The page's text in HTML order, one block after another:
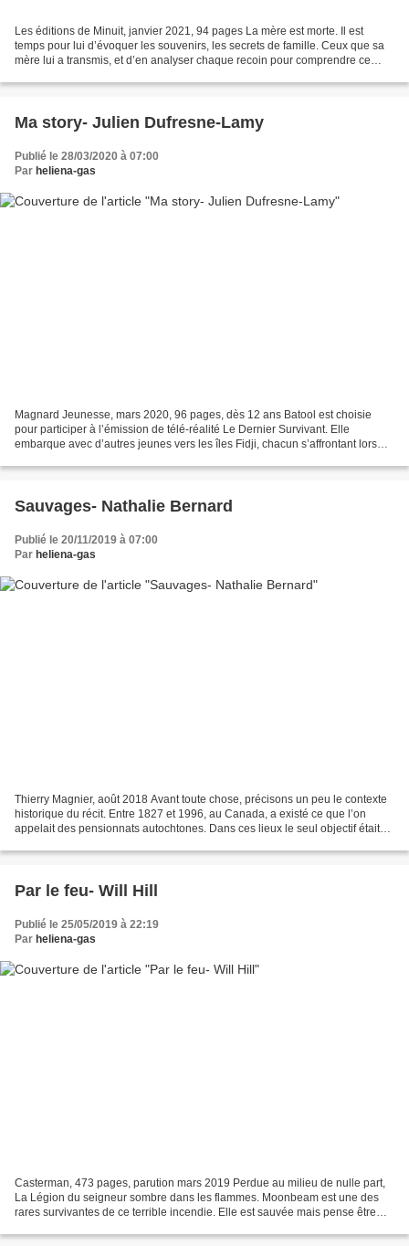
Les éditions de Minuit, janvier 2021, 94 pages La mère est morte. Il est
temps pour lui d’évoquer les souvenirs, les secrets de famille. Ceux que sa
mère lui a transmis, et d’en analyser chaque recoin pour comprendre ce
Ma story- Julien Dufresne-Lamy
Publié le 28/03/2020 à 07:00
Par heliena-gas
Magnard Jeunesse, mars 2020, 96 pages, dès 12 ans Batool est choisie
pour participer à l’émission de télé-réalité Le Dernier Survivant. Elle
embarque avec d’autres jeunes vers les îles Fidji, chacun s’affrontant lors
Sauvages- Nathalie Bernard
Publié le 20/11/2019 à 07:00
Par heliena-gas
Thierry Magnier, août 2018 Avant toute chose, précisons un peu le contexte
historique du récit. Entre 1827 et 1996, au Canada, a existé ce que l’on
appelait des pensionnats autochtones. Dans ces lieux le seul objectif était
Par le feu- Will Hill
Publié le 25/05/2019 à 22:19
Par heliena-gas
Casterman, 473 pages, parution mars 2019 Perdue au milieu de nulle part,
La Légion du seigneur sombre dans les flammes. Moonbeam est une des
rares survivantes de ce terrible incendie. Elle est sauvée mais pense être